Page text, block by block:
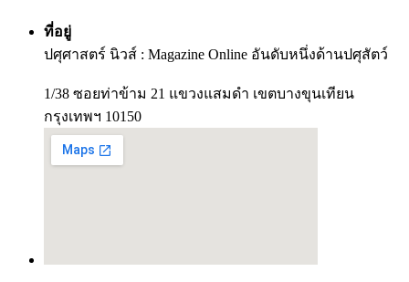
ที่อยู่
ปศุศาสตร์ นิวส์ : Magazine Online อันดับหนึ่งด้านปศุสัตว์
1/38 ซอยท่าข้าม 21 แขวงแสมดำ เขตบางขุนเทียน
กรุงเทพฯ 10150